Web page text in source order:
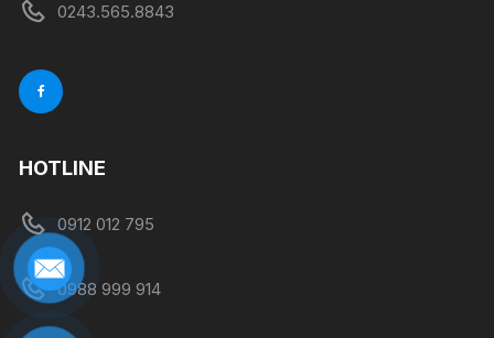
0243.565.8843
HOTLINE
0912 012 795
0988 999 914